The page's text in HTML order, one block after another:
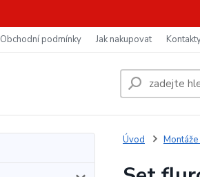
Obchodní podmínky Jak nakupovat
Úvod